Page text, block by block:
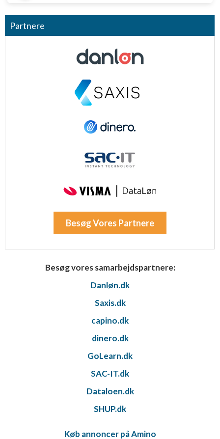
Partnere
Besøg Vores Partnere
Besøg vores samarbejdspartnere:
Danløn.dk
Saxis.dk
capino.dk
dinero.dk
GoLearn.dk
SAC-IT.dk
Dataloen.dk
SHUP.dk
Køb annoncer på Amino